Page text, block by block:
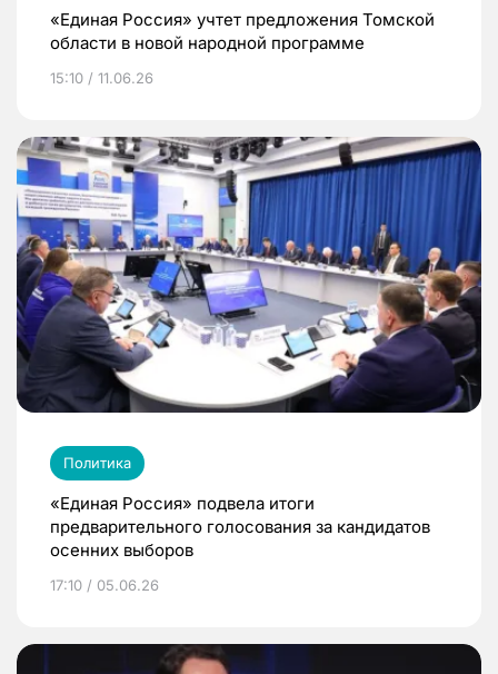
«Единая Россия» учтет предложения Томской
области в новой народной программе
15:10 / 11.06.26
Политика
«Единая Россия» подвела итоги
предварительного голосования за кандидатов
осенних выборов
17:10 / 05.06.26